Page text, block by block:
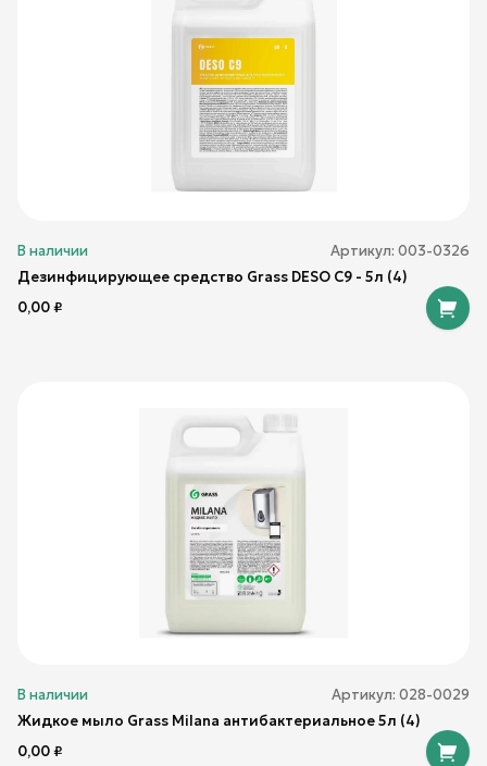
В наличии Артикул: 003-0326
Дезинфицирующее средство Grass DESO C9 - 5л (4)
0,00₽
В наличии Артикул: 028-0029
Жидкое мыло Grass Milana антибактериальное 5л (4)
0,00₽